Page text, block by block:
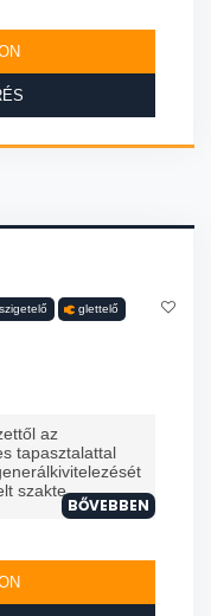
szigetelő glettelő
az
tapasztalattal
szakte...
BŐVEBBEN